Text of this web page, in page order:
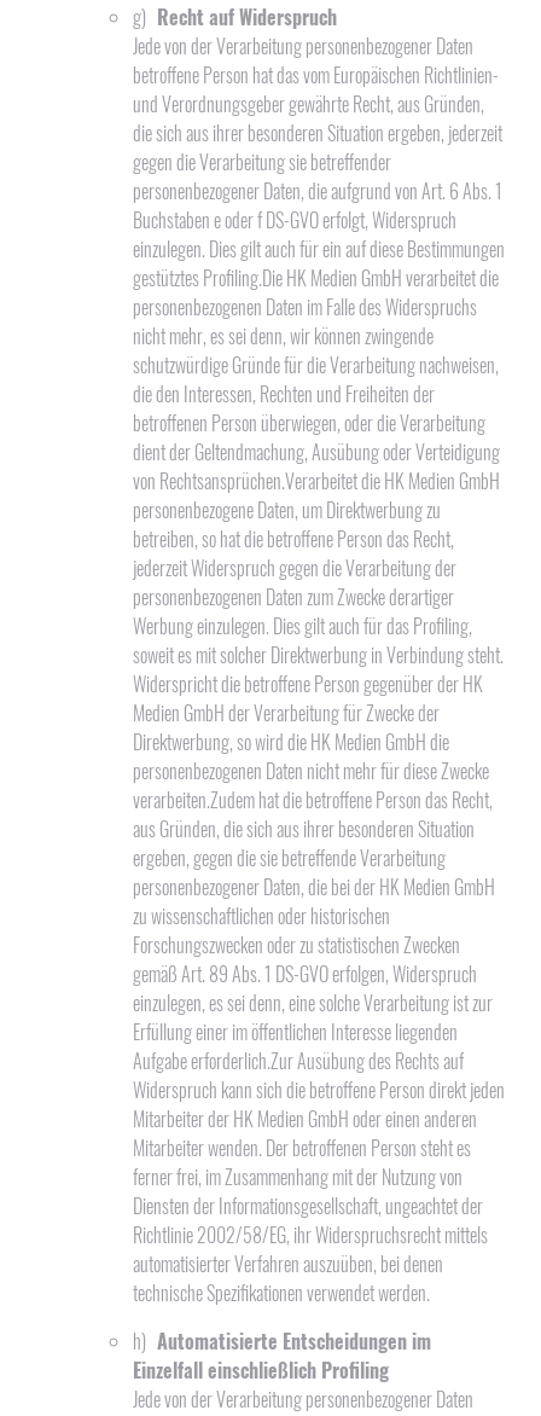
g) Recht auf Widerspruch
Jede von der Verarbeitung personenbezogener Daten
betroffene Person hat das vom Europäischen Richtlinien-
und Verordnungsgeber gewährte Recht, aus Gründen,
die sich aus ihrer besonderen Situation ergeben, jederzeit
gegen die Verarbeitung sie betreffender
personenbezogener Daten, die aufgrund von Art. 6 Abs. 1
Buchstaben e oder f DS-GVO erfolgt, Widerspruch
einzulegen. Dies gilt auch für ein auf diese Bestimmungen
gestütztes Profiling.Die HK Medien GmbH verarbeitet die
personenbezogenen Daten im Falle des Widerspruchs
nicht mehr, es sei denn, wir können zwingende
schutzwürdige Gründe für die Verarbeitung nachweisen,
die den Interessen, Rechten und Freiheiten der
betroffenen Person überwiegen, oder die Verarbeitung
dient der Geltendmachung, Ausübung oder Verteidigung
von Rechtsansprüchen.Verarbeitet die HK Medien GmbH
personenbezogene Daten, um Direktwerbung zu
betreiben, so hat die betroffene Person das Recht,
jederzeit Widerspruch gegen die Verarbeitung der
personenbezogenen Daten zum Zwecke derartiger
Werbung einzulegen. Dies gilt auch für das Profiling,
soweit es mit solcher Direktwerbung in Verbindung steht.
Widerspricht die betroffene Person gegenüber der HK
Medien GmbH der Verarbeitung für Zwecke der
Direktwerbung, so wird die HK Medien GmbH die
personenbezogenen Daten nicht mehr für diese Zwecke
verarbeiten.Zudem hat die betroffene Person das Recht,
aus Gründen, die sich aus ihrer besonderen Situation
ergeben, gegen die sie betreffende Verarbeitung
personenbezogener Daten, die bei der HK Medien GmbH
zu wissenschaftlichen oder historischen
Forschungszwecken oder zu statistischen Zwecken
gemäß Art. 89 Abs. 1 DS-GVO erfolgen, Widerspruch
einzulegen, es sei denn, eine solche Verarbeitung ist zur
Erfüllung einer im öffentlichen Interesse liegenden
Aufgabe erforderlich.Zur Ausübung des Rechts auf
Widerspruch kann sich die betroffene Person direkt jeden
Mitarbeiter der HK Medien GmbH oder einen anderen
Mitarbeiter wenden. Der betroffenen Person steht es
ferner frei, im Zusammenhang mit der Nutzung von
Diensten der Informationsgesellschaft, ungeachtet der
Richtlinie 2002/58/EG, ihr Widerspruchsrecht mittels
automatisierter Verfahren auszuüben, bei denen
technische Spezifikationen verwendet werden.
h) Automatisierte Entscheidungen im
Einzelfall einschließlich Profiling
Jede von der Verarbeitung personenbezogener Daten